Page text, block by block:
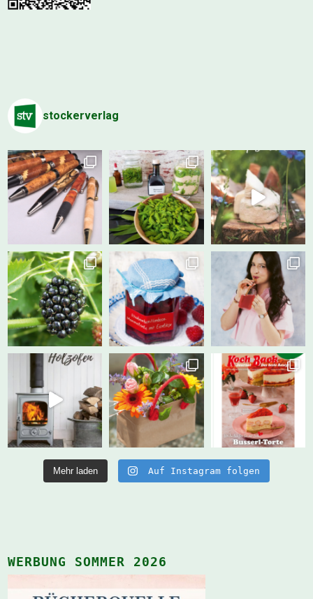
stockerverlag
Mehr laden Auf Instagram folgen
WERBUNG SOMMER 2026